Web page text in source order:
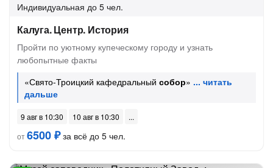
Индивидуальная до 5 чел.
Калуга. Центр. История
Пройти по уютному купеческому городу и узнать
любопытные факты
«Свято-Троицкий кафедральный собор»
9 авг в 10:30
10 авг в 10:30
от6500 ₽за всё до 5 чел.